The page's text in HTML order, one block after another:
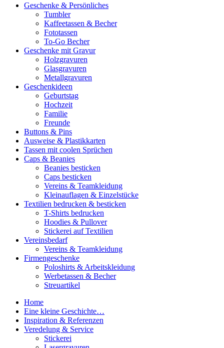
Geschenke & Persönliches
Tumbler
Kaffeetassen & Becher
Fototassen
To-Go Becher
Geschenke mit Gravur
Holzgravuren
Glasgravuren
Metallgravuren
Geschenkideen
Geburtstag
Hochzeit
Familie
Freunde
Buttons & Pins
Ausweise & Plastikkarten
Tassen mit coolen Sprüchen
Caps & Beanies
Beanies besticken
Caps besticken
Vereins & Teamkleidung
Kleinauflagen & Einzelstücke
Textilien bedrucken & besticken
T-Shirts bedrucken
Hoodies & Pullover
Stickerei auf Textilien
Vereinsbedarf
Vereins & Teamkleidung
Firmengeschenke
Poloshirts & Arbeitskleidung
Werbetassen & Becher
Streuartikel
Home
Eine kleine Geschichte…
Inspiration & Referenzen
Veredelung & Service
Stickerei